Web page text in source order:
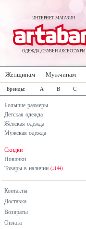
ИНТЕРНЕТ-МАГАЗИН
ОДЕЖДА, ОБУВЬ И АКСЕССУАРЫ
Женщинам Мужчинам
Бренды: A B C
Большие размеры
Детская одежда
Женская одежда
Мужская одежда
Скидки
Новинки
Товары в наличии (1144)
Контакты
Доставка
Возвраты
Оплата